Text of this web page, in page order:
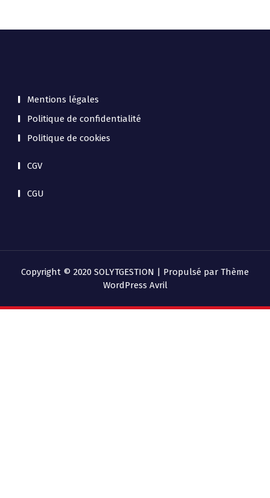
Mentions légales
Politique de confidentialité
Politique de cookies
CGV
CGU
Copyright © 2020 SOLYTGESTION | Propulsé par Thème
WordPress Avril